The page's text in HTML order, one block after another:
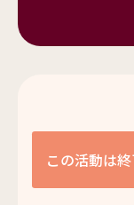
この活動は終